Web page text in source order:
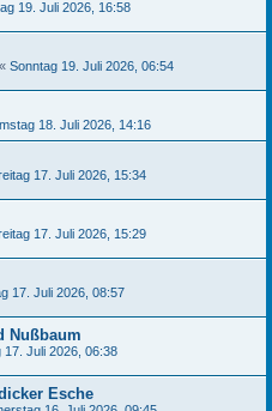
19. Juli 2026, 16:58
« Sonntag 19. Juli 2026, 06:54
18. Juli 2026, 14:16
17. Juli 2026, 15:34
17. Juli 2026, 15:29
17. Juli 2026, 08:57
Nußbaum
17. Juli 2026, 06:38
Esche